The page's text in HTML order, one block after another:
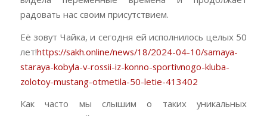
радовать нас своим присутствием.
Её зовут Чайка, и сегодня ей исполнилось целых 50
лет!https://sakh.online/news/18/2024-04-10/samaya-
staraya-kobyla-v-rossii-iz-konno-sportivnogo-kluba-
zolotoy-mustang-otmetila-50-letie-413402
Как часто мы слышим о таких уникальных